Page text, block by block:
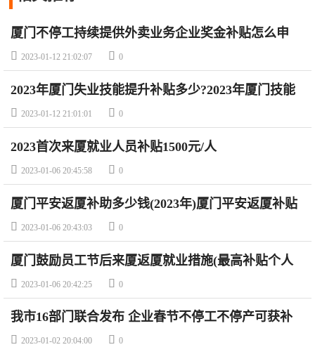
厦门不停工持续提供外卖业务企业奖金补贴怎么申
请?
 2023-01-12 21:02:07  0
2023年厦门失业技能提升补贴多少?2023年厦门技能
提升补贴政策
 2023-01-12 21:01:01  0
2023首次来厦就业人员补贴1500元/人
 2023-01-06 20:45:58  0
厦门平安返厦补助多少钱(2023年)厦门平安返厦补贴
怎么申请
 2023-01-06 20:43:03  0
厦门鼓励员工节后来厦返厦就业措施(最高补贴个人
1500元)
 2023-01-06 20:42:25  0
我市16部门联合发布 企业春节不停工不停产可获补
贴
 2023-01-02 20:04:00  0